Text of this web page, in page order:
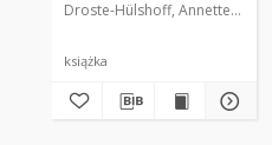
Droste-Hülshoff, Annette von
książka